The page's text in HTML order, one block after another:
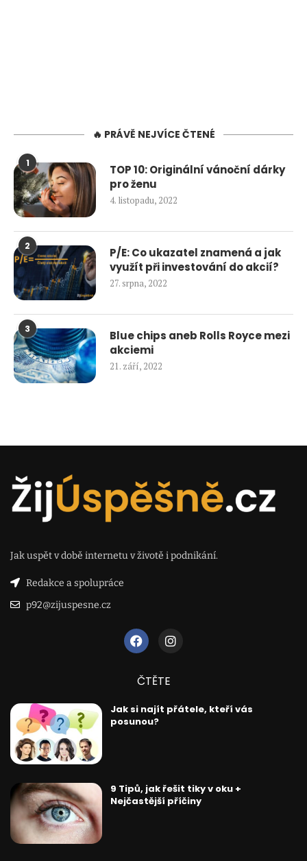
🔥 PRÁVĚ NEJVÍCE ČTENÉ
1
TOP 10: Originální vánoční dárky
pro ženu
4. listopadu, 2022
2
P/E: Co ukazatel znamená a jak
využít při investování do akcií?
27. srpna, 2022
3
Blue chips aneb Rolls Royce mezi
akciemi
21. září, 2022
Jak uspět v době internetu v životě i podnikání.
Redakce a spolupráce
p92@zijuspesne.cz
ČTĚTE
Jak si najít přátele, kteří vás
posunou?
9 Tipů, jak řešit tiky v oku +
Nejčastější příčiny